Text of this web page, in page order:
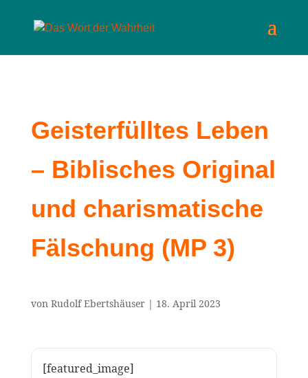
Geisterfülltes Leben
– Biblisches Original
und charismatische
Fälschung (MP 3)
von Rudolf Ebertshäuser| 18. April 2023
[featured_image]